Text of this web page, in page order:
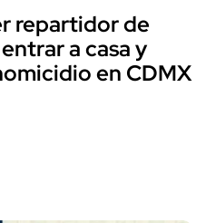
repartidor de
a casa y
en CDMX